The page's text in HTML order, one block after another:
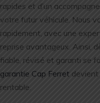
rapides et d’un
votre futur véhicule. Nous
rapidement, avec une
reprise avantageux. Ainsi,
fiable, révisé et garanti se
garantie Cap Ferret devient
rentable.